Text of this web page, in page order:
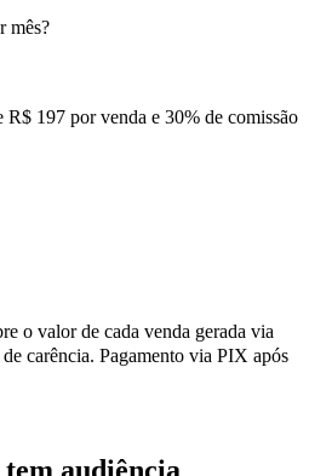
mês?
R$ 197 por venda e 30% de comissão
o valor de cada venda gerada via
carência. Pagamento via PIX após